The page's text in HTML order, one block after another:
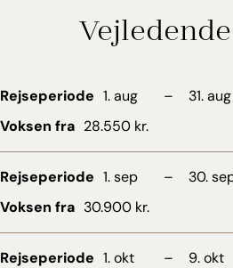
italienske filminstruktør af
har huset filmstjerner og
Rejseperiode 1. aug – 31. aug
Voksen fra 28.550 kr.
Rejseperiode 1. sep – 30.
Voksen fra 30.900 kr.
Rejseperiode 1. okt – 9. okt